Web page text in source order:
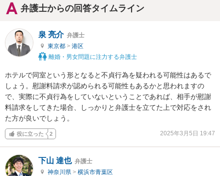
弁護士からの回答タイムライン
泉 亮介 弁護士
東京都 > 港区
離婚・男女問題に注力する弁護士
ホテルで同室という形となると不貞行為を疑われる可能性はあるで
しょう。慰謝料請求が認められる可能性もあるかと思われますの
で、実際に不貞行為をしていないということであれば、相手が慰謝
料請求をしてきた場合、しっかりと弁護士を立てた上で対応をされ
た方が良いでしょう。
役に立った 2 2025年3月5日 19:47
下山 達也 弁護士
神奈川県 > 横浜市青葉区